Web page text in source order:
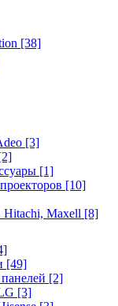
[38]
[3]
[1]
[10]
Maxell [8]
[49]
[2]
[3]